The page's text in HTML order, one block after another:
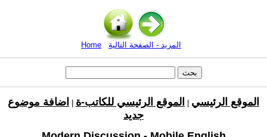
Home المزيد - الصفحة التالية
الموقع الرئيسي الموقع الرئيسي للكاتب-ة
اضافة موضوع
جديد